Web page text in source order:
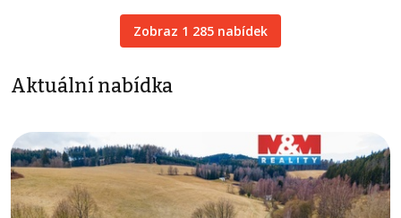
Zobraz 1 285 nabídek
Aktuální nabídka